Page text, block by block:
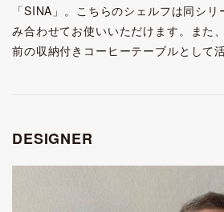
「SINA」。こちらのシェルフは同シ
み合わせてお使いいただけます。また
前の収納付きコーヒーテーブルとして
DESIGNER